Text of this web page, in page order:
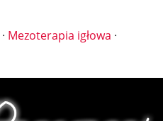
· Mezoterapia igłowa ·